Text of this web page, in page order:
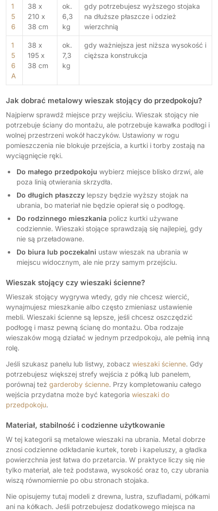
1
5
6
38 x
210 x
38 cm
ok.
6,3
kg
gdy potrzebujesz wyższego stojaka
na dłuższe płaszcze i odzież
wierzchnią
1
5
6
A
38 x
195 x
38 cm
ok.
7,3
kg
gdy ważniejsza jest niższa wysokość i
cięższa konstrukcja
Jak dobrać metalowy wieszak stojący do przedpokoju?
Najpierw sprawdź miejsce przy wejściu. Wieszak stojący nie
potrzebuje ściany do montażu, ale potrzebuje kawałka podłogi i
wolnej przestrzeni wokół haczyków. Ustawiony w rogu
pomieszczenia nie blokuje przejścia, a kurtki i torby zostają na
wyciągnięcie ręki.
Do małego przedpokoju wybierz miejsce blisko drzwi, ale
poza linią otwierania skrzydła.
Do długich płaszczy lepszy będzie wyższy stojak na
ubrania, bo materiał nie będzie opierał się o podłogę.
Do rodzinnego mieszkania policz kurtki używane
codziennie. Wieszaki stojące sprawdzają się najlepiej, gdy
nie są przeładowane.
Do biura lub poczekalni ustaw wieszak na ubrania w
miejscu widocznym, ale nie przy samym przejściu.
Wieszak stojący czy wieszaki ścienne?
Wieszak stojący wygrywa wtedy, gdy nie chcesz wiercić,
wynajmujesz mieszkanie albo często zmieniasz ustawienie
mebli. Wieszaki ścienne są lepsze, jeśli chcesz oszczędzić
podłogę i masz pewną ścianę do montażu. Oba rodzaje
wieszaków mogą działać w jednym przedpokoju, ale pełnią inną
rolę.
Jeśli szukasz panelu lub listwy, zobacz wieszaki ścienne. Gdy
potrzebujesz większej strefy wejścia z półką lub panelem,
porównaj też garderoby ścienne. Przy kompletowaniu całego
wejścia przydatna może być kategoria wieszaki do
przedpokoju.
Materiał, stabilność i codzienne użytkowanie
W tej kategorii są metalowe wieszaki na ubrania. Metal dobrze
znosi codzienne odkładanie kurtek, toreb i kapeluszy, a gładka
powierzchnia jest łatwa do przetarcia. W praktyce liczy się nie
tylko materiał, ale też podstawa, wysokość oraz to, czy ubrania
wiszą równomiernie po obu stronach stojaka.
Nie opisujemy tutaj modeli z drewna, lustra, szufladami, półkami
ani na kółkach. Jeśli potrzebujesz dodatkowego miejsca na